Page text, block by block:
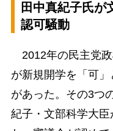
田中真紀子氏が
認可騒動
2012年の民主党
が新規開学を「可
があった。その3つ
紀子・文部科学大